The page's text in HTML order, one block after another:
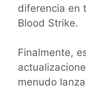
diferencia en
Blood Strike.
Finalmente,
menudo